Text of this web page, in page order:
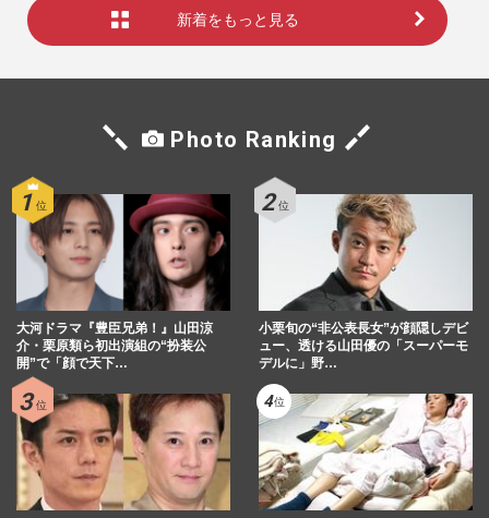
新着をもっと見る
Photo Ranking
大河ドラマ『豊臣兄弟！』山田涼
介・栗原類ら初出演組の“扮装公
開”で「顔で天下…
小栗旬の“非公表長女”が顔隠しデビ
ュー、透ける山田優の「スーパーモ
デルに」野…